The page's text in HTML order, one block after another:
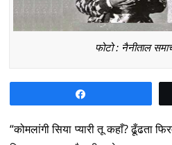
फोटो : नैनीताल
“कोमलांगी सिया प्यारी तू कहाँ? ढूँढता